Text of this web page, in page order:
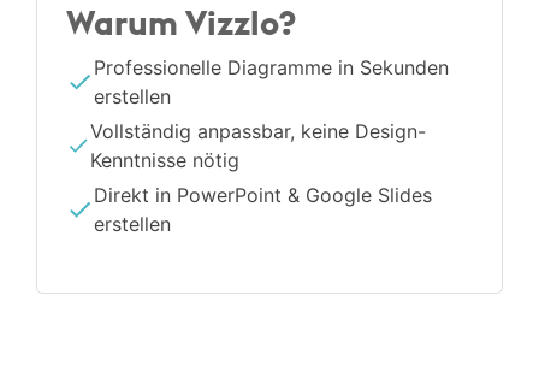
Warum Vizzlo?
Professionelle Diagramme in Sekunden
erstellen
Vollständig anpassbar, keine Design-
Kenntnisse nötig
Direkt in PowerPoint & Google Slides
erstellen